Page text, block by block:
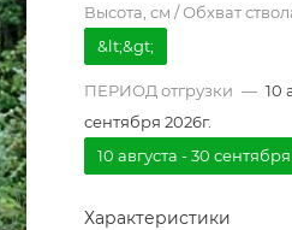
Высота, см / Обхват
&lt;&gt;
ПЕРИОД отгрузки — 10
сентября 2026г.
10 августа - 30 сентября
Характеристики